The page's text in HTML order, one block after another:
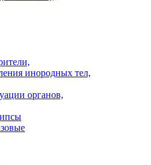
инородных тел,
органов,